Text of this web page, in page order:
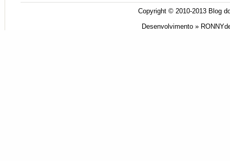
Copyright © 2010-2013 Blog
Desenvolvimento »